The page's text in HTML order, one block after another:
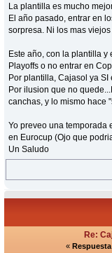
La plantilla es mucho
El año pasado, entrar en
sorpresa. Ni los mas
Este año, con la plantilla
Playoffs o no entrar en
Por plantilla, Cajasol ya SI
Por ilusion que no
canchas, y lo mismo hace
Yo preveo una temporada
en Eurocup (Ojo que
Un Saludo
Re:
«